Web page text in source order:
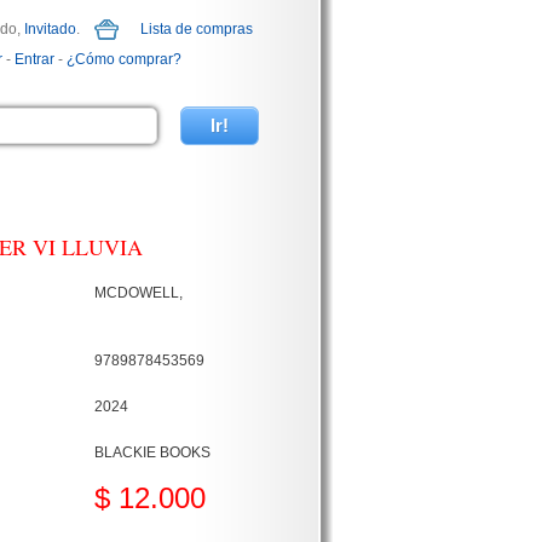
Invitado.
Lista de compras
- Entrar - ¿Cómo comprar?
VI LLUVIA
MCDOWELL,
9789878453569
2024
BLACKIE BOOKS
$ 12.000